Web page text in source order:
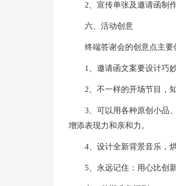
2、宣传单张及邀请函制作
六、活动创意
终端答谢会的创意点主要
1、邀请函文案要设计巧
2、不一样的开场节目，
3、可以用各种原创小品
增添表现力和亲和力。
4、设计全新背景音乐，
5、永远记住：用心比创